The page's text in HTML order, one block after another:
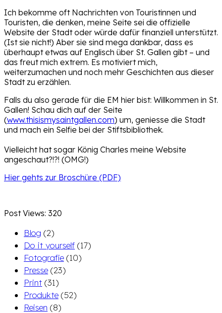
Ich bekomme oft Nachrichten von Touristinnen und
Touristen, die denken, meine Seite sei die offizielle
Website der Stadt oder würde dafür finanziell unterstützt.
(Ist sie nicht!) Aber sie sind mega dankbar, dass es
überhaupt etwas auf Englisch über St. Gallen gibt – und
das freut mich extrem. Es motiviert mich,
weiterzumachen und noch mehr Geschichten aus dieser
Stadt zu erzählen.
Falls du also gerade für die EM hier bist: Willkommen in St.
Gallen! Schau dich auf der Seite
(www.thisismysaintgallen.com) um, geniesse die Stadt
und mach ein Selfie bei der Stiftsbibliothek.
Vielleicht hat sogar König Charles meine Website
angeschaut?!?! (OMG!)
Hier gehts zur Broschüre (PDF)
Post Views: 320
Blog (2)
Do it yourself (17)
Fotografie (10)
Presse (23)
Print (31)
Produkte (52)
Reisen (8)